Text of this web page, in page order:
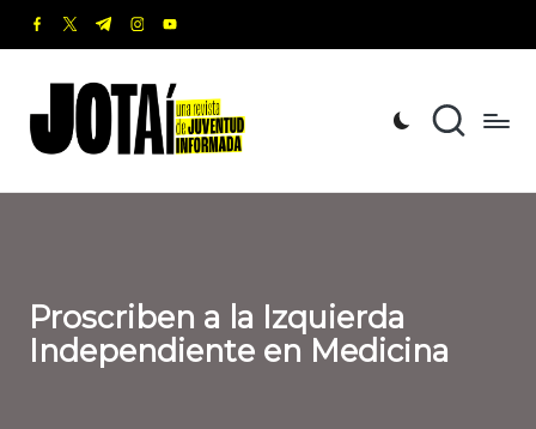
Saltar
contenido
facebook.com
twitter.com
t.me instagram.com
youtube.com
o
t
revista
de
Informada
Proscriben a la Izquierda
Independiente en Medicina